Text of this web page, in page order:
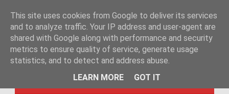
KATEHACKER
This site uses cookies from Google to deliver its services
and to analyze traffic. Your IP address and user-agent are
shared with Google along with performance and security
metrics to ensure quality of service, generate usage
statistics, and to detect and address abuse.
LEARN MORE
GOT IT